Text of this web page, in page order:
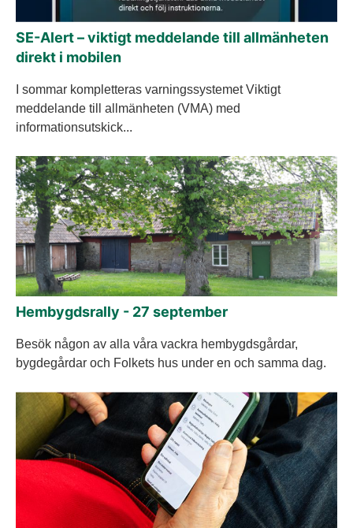
SE-Alert – viktigt meddelande till allmänheten
direkt i mobilen
I sommar kompletteras varningssystemet Viktigt
meddelande till allmänheten (VMA) med
informationsutskick...
Hembygdsrally - 27 september
Besök någon av alla våra vackra hembygdsgårdar,
bygdegårdar och Folkets hus under en och samma dag.